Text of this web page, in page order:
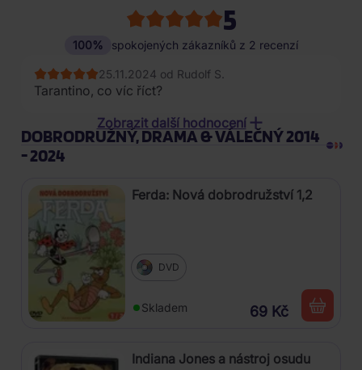
5
100% spokojených zákazníků z 2 recenzí
25.11.2024 od Rudolf S.
Tarantino, co víc říct?
Zobrazit další hodnocení
14.10.2021 od Petr Z*****
DOBRODRUŽNÝ, DRAMA & VÁLEČNÝ 2014
- 2024
Ferda: Nová dobrodružství 1,2
DVD
Skladem 69 Kč
Indiana Jones a nástroj osudu